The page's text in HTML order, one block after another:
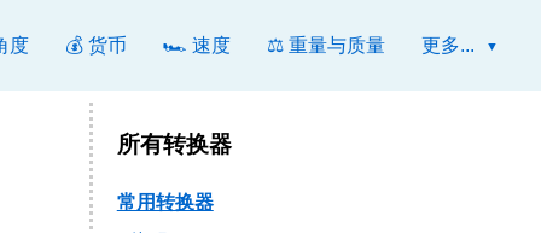
度 💰 货币 🏎️ 速度 ⚖️ 重量与质量 更多...
所有转换器
常用转换器